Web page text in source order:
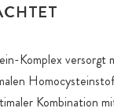
Komplex versorgt
Kombination